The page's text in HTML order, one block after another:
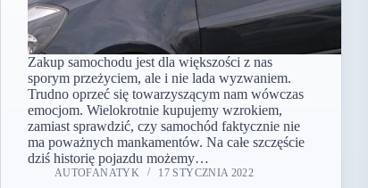
Zakup samochodu jest dla większości z nas
sporym przeżyciem, ale i nie lada wyzwaniem.
Trudno oprzeć się towarzyszącym nam wówczas
emocjom. Wielokrotnie kupujemy wzrokiem,
zamiast sprawdzić, czy samochód faktycznie nie
ma poważnych mankamentów. Na całe szczęście
dziś historię pojazdu możemy…
AUTOFANATYK 17 STYCZNIA 2022